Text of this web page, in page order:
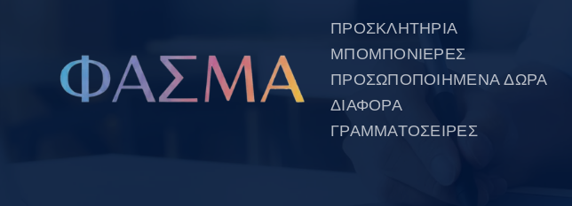
ΠΡΟΣΚΛΗΤΗΡΙΑ
ΜΠΟΜΠΟΝΙΕΡΕΣ
ΠΡΟΣΩΠΟΠΟΙΗΜΕΝΑ ΔΩΡΑ
ΔΙΑΦΟΡΑ
ΓΡΑΜΜΑΤΟΣΕΙΡΕΣ